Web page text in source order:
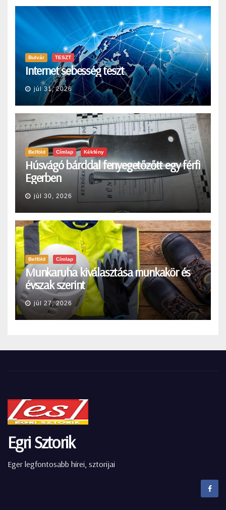
Bulvár TESZT
Internet sebesség teszt
júl 31, 2026
Belföld Címlap Kékfény
Húsvágó bárddal fenyegetőzőtt egy férfi
Egerben
júl 30, 2026
Belföld Címlap
Munkaruha kiválasztása munkakör és
évszak szerint
júl 27, 2026
Egri Sztorik
Eger legfontosabb hírei, sztorijai